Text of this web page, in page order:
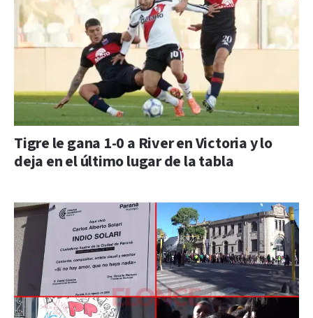
Tigre le gana 1-0 a River en Victoria y lo
deja en el último lugar de la tabla